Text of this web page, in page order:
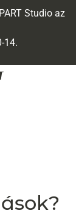
Studio az
14.